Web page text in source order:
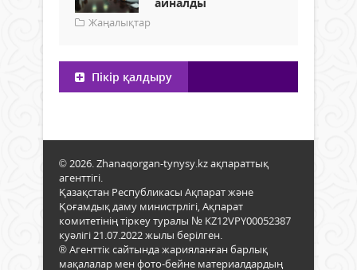
Жаңалықтар
Пікір қалдыру
© 2026. Zhanaqorgan-tynysy.kz ақпараттық
агенттігі.
Қазақстан Республикасы Ақпарат және
Қоғамдық даму министрлігі, Ақпарат
комитетінің тіркеу туралы № KZ12VPY00052387
куәлігі 21.07.2022 жылы берілген.
® Агенттік сайтында жарияланған барлық
мақалалар мен фото-бейне материалдардың